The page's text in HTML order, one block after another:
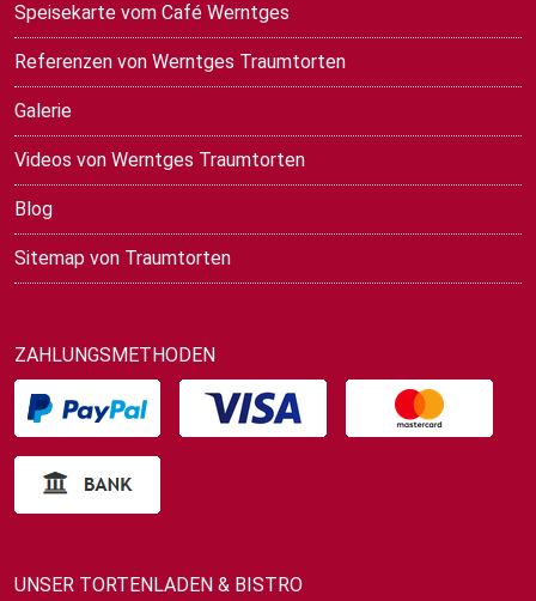
Speisekarte vom Café Werntges
Referenzen von Werntges Traumtorten
Galerie
Videos von Werntges Traumtorten
Blog
Sitemap von Traumtorten
ZAHLUNGSMETHODEN
UNSER TORTENLADEN & BISTRO